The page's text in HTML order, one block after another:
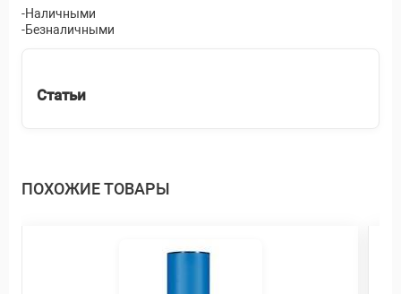
-Наличными
-Безналичными
Статьи
ПОХОЖИЕ ТОВАРЫ